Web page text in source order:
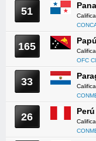
51
165
OFC
33
26 Perú